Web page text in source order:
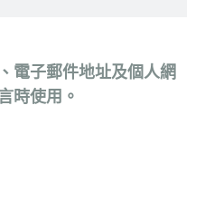
電子郵件地址及個人網
時使用。